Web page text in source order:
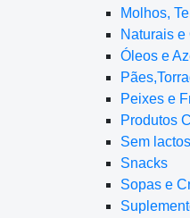
Molhos,
Naturais
Óleos e
Peixes e
Produtos
Sem
Snacks
Sopas e